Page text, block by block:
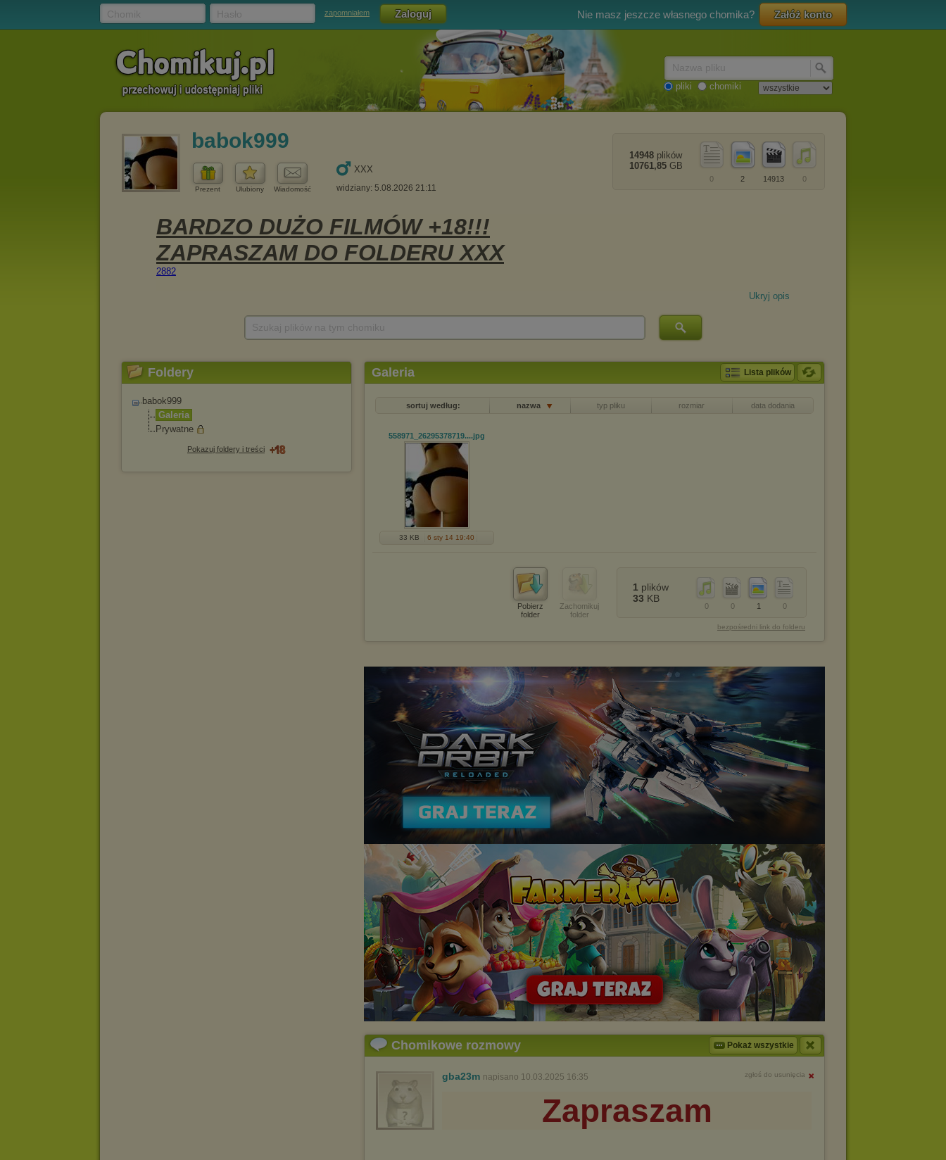
zapomniałem Nie masz jeszcze własnego chomika? Załóż konto
pliki chomiki
babok999
Prezent Ulubiony Wiadomość
XXX
widziany: 5.08.2026 21:11
0
14913
2
0
14948 plików
10761,85 GB
Ukryj opis
Foldery
babok999
Galeria
Prywatne
Pokazuj foldery i treści
Galeria Lista plików
sortuj według: nazwa typ pliku rozmiar data dodania
558971_26295378719....jpg
33 KB 6 sty 14 19:40
Pobierz
folder
Zachomikuj
folder
0
1
0
0
1 plików
33 KB
bezpośredni link do folderu
Chomikowe rozmowy Pokaż wszystkie
gba23m napisano 10.03.2025 16:35 zgłoś do usunięcia
Zapraszam